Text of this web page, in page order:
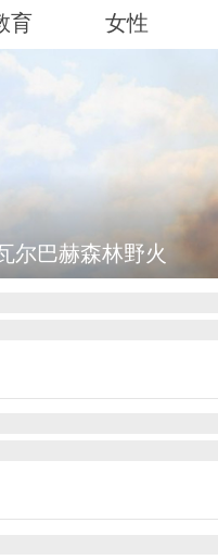
育
女性
尔巴赫森林野火